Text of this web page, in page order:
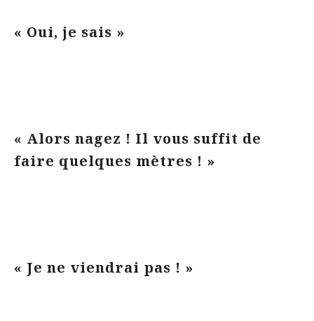
« Oui, je sais »
« Alors nagez ! Il vous suffit de
faire quelques mètres ! »
« Je ne viendrai pas ! »